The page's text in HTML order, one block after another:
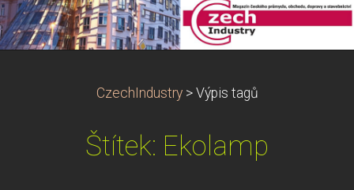
CzechIndustry > Výpis tagů
Štítek: Ekolamp